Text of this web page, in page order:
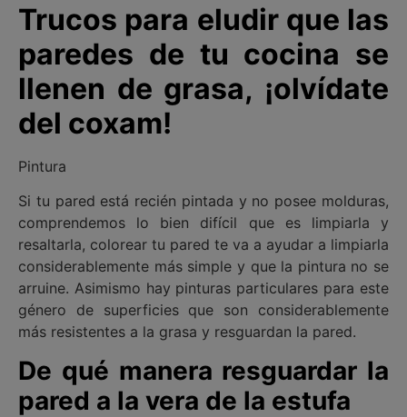
Trucos para eludir que las
paredes de tu cocina se
llenen de grasa, ¡olvídate
del coxam!
Pintura
Si tu pared está recién pintada y no posee molduras,
comprendemos lo bien difícil que es limpiarla y
resaltarla, colorear tu pared te va a ayudar a limpiarla
considerablemente más simple y que la pintura no se
arruine. Asimismo hay pinturas particulares para este
género de superficies que son considerablemente
más resistentes a la grasa y resguardan la pared.
De qué manera resguardar la
pared a la vera de la estufa